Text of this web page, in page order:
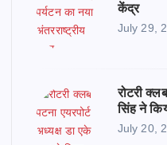
केंद्र
July 29,
रोटरी
सिंह ने
July 20,